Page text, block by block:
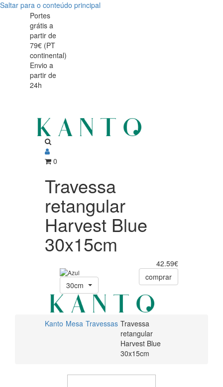
Saltar para o conteúdo principal
Travessa
retangular
Harvest
Blue
30x15cm
Travessa
retangular
Harvest
30x15cm
Portes
grátis a
partir de
79€ (PT
continental)
Envio a
partir de
24h
0
Travessa
retangular
Harvest Blue
30x15cm
42.59€
30cm
comprar
Kanto Mesa Travessas Travessa
retangular
Harvest Blue
30x15cm